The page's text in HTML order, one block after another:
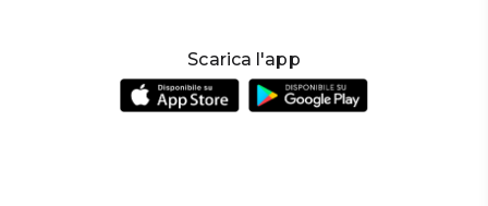
Scarica l'app